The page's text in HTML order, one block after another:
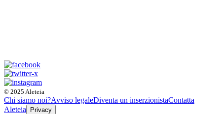
© 2025 Aleteia
Chi siamo noi?Avviso legaleDiventa un inserzionistaContatta
Aleteia
Privacy